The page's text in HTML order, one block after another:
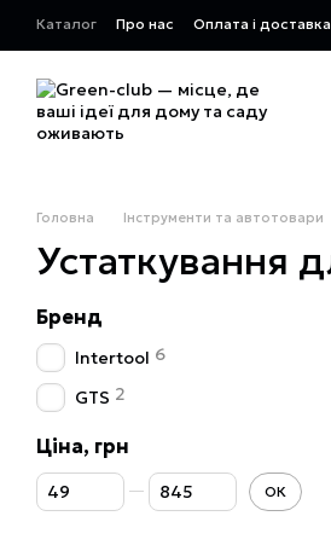
Перейти до основного контенту
Каталог Про нас Оплата і доставка
Головна Інструменти та автотовари
Устаткування
Бренд
Intertool 6
GTS 2
Ціна, грн
Від Ціна, грн
До Ціна, грн ОК